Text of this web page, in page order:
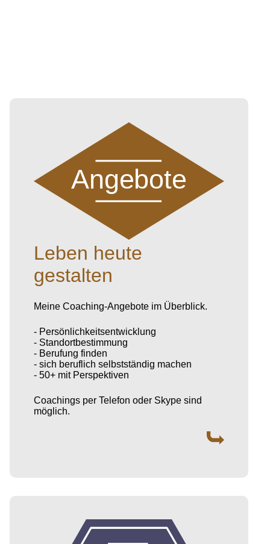
Angebote
Leben heute
gestalten
Meine Coaching-Angebote im Überblick.
- Persönlichkeitsentwicklung
- Standortbestimmung
- Berufung finden
- sich beruflich selbstständig machen
- 50+ mit Perspektiven
Coachings per Telefon oder Skype sind
möglich.